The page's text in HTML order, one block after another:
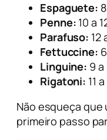
Espaguete:
Penne: 10 a
Parafuso: 12
Fettuccine:
Linguine: 9 a
Rigatoni: 11
Não esqueça que
primeiro passo